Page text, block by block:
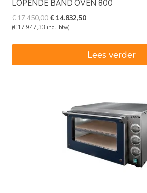
LOPENDE BAND OVEN 800
€17.450,00Oorspronkelijke
prijs
€ 14.832,50Huidige
(€ 17.947,33 incl. btw)
Lees verder